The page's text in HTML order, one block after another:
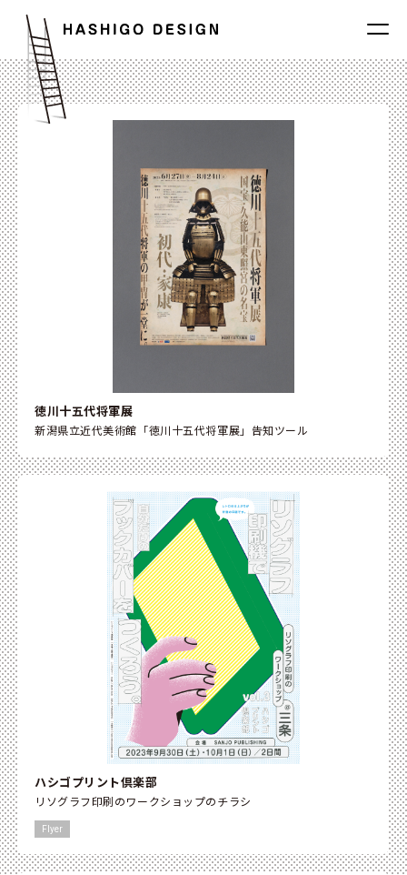
tel 025-244-8450
takahashi@hashigodesign.com
1-3, Tenmeicho, Chuo-ku,
Niigata city, Niigata, 950-0077, JAPAN
徳川十五代将軍展
新潟県立近代美術館「徳川十五代将軍展」告知ツール
ハシゴプリント倶楽部
リソグラフ印刷のワークショップのチラシ
Flyer